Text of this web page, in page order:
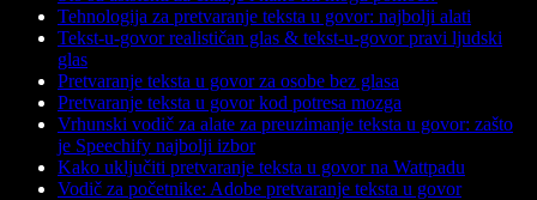
Tehnologija za pretvaranje teksta u govor: najbolji alati
Tekst-u-govor realističan glas & tekst-u-govor pravi ljudski
glas
Pretvaranje teksta u govor za osobe bez glasa
Pretvaranje teksta u govor kod potresa mozga
Vrhunski vodič za alate za preuzimanje teksta u govor: zašto
je Speechify najbolji izbor
Kako uključiti pretvaranje teksta u govor na Wattpadu
Vodič za početnike: Adobe pretvaranje teksta u govor